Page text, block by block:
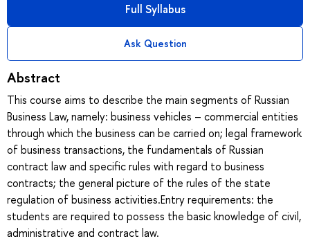
Full Syllabus
Ask Question
Abstract
This course aims to describe the main segments of Russian
Business Law, namely: business vehicles – commercial entities
through which the business can be carried on; legal framework
of business transactions, the fundamentals of Russian
contract law and specific rules with regard to business
contracts; the general picture of the rules of the state
regulation of business activities.Entry requirements: the
students are required to possess the basic knowledge of civil,
administrative and contract law.